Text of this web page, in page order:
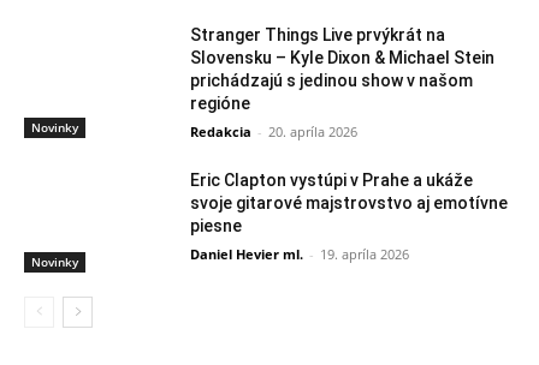
Novinky
Stranger Things Live prvýkrát na
Slovensku – Kyle Dixon & Michael Stein
prichádzajú s jedinou show v našom
regióne
Redakcia - 20. apríla 2026
Novinky
Eric Clapton vystúpi v Prahe a ukáže
svoje gitarové majstrovstvo aj emotívne
piesne
Daniel Hevier ml. - 19. apríla 2026